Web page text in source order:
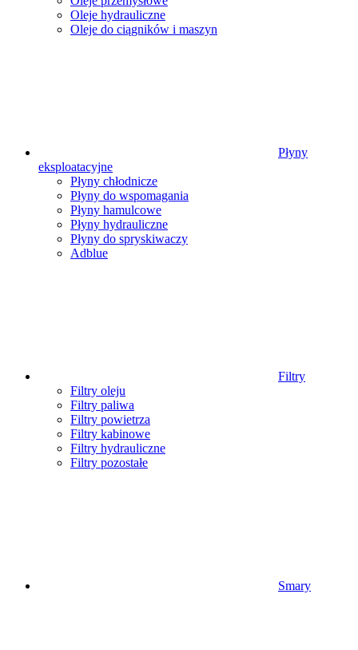
Oleje hydrauliczne
Oleje do ciągników i maszyn
Płyny
eksploatacyjne
Płyny chłodnicze
Płyny do wspomagania
Płyny hamulcowe
Płyny hydrauliczne
Płyny do spryskiwaczy
Adblue
Filtry
Filtry oleju
Filtry paliwa
Filtry powietrza
Filtry kabinowe
Filtry hydrauliczne
Filtry pozostałe
Smary